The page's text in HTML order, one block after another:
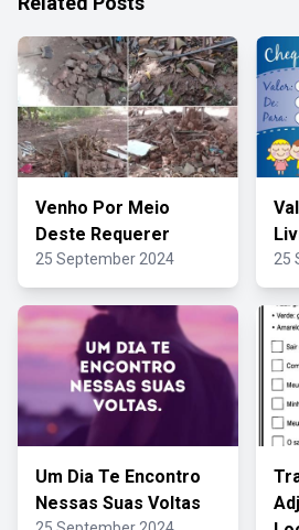
Venho Por Meio
Deste Requerer
25 September 2024 25
Um Dia Te Encontro
Nessas Suas Voltas